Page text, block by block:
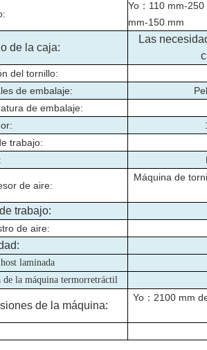
Yo： 110 mm-
mm-150 mm
de la caja:
Las
del tornillo:
de embalaje:
de embalaje:
trabajo:
de aire:
Máquina de
trabajo:
de aire:
laminada
de la máquina termorretráctil
de la máquina:
Yo： 2100 mm